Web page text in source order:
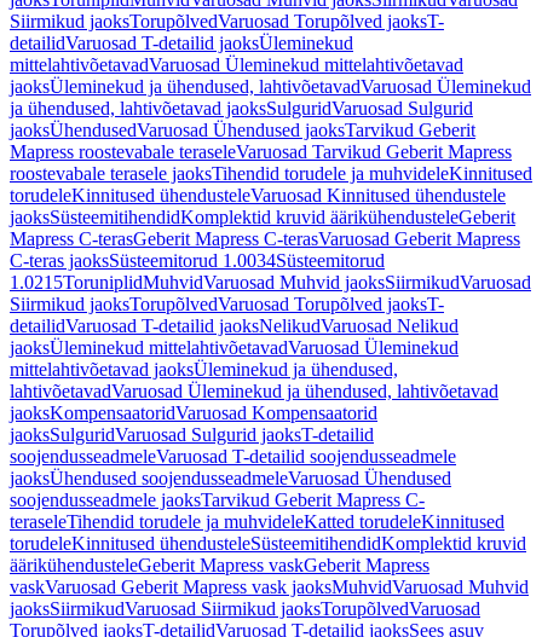
Siirmikud jaoksTorupõlvedVaruosad Torupõlved jaoksT-
detailidVaruosad T-detailid jaoksÜleminekud
mittelahtivõetavadVaruosad Üleminekud mittelahtivõetavad
jaoksÜleminekud ja ühendused, lahtivõetavadVaruosad Üleminekud
ja ühendused, lahtivõetavad jaoksSulguridVaruosad Sulgurid
jaoksÜhendusedVaruosad Ühendused jaoksTarvikud Geberit
Mapress roostevabale teraseleVaruosad Tarvikud Geberit Mapress
roostevabale terasele jaoksTihendid torudele ja muhvideleKinnitused
torudeleKinnitused ühendusteleVaruosad Kinnitused ühendustele
jaoksSüsteemitihendidKomplektid kruvid äärikühendusteleGeberit
Mapress C-terasGeberit Mapress C-terasVaruosad Geberit Mapress
C-teras jaoksSüsteemitorud 1.0034Süsteemitorud
1.0215ToruniplidMuhvidVaruosad Muhvid jaoksSiirmikudVaruosad
Siirmikud jaoksTorupõlvedVaruosad Torupõlved jaoksT-
detailidVaruosad T-detailid jaoksNelikudVaruosad Nelikud
jaoksÜleminekud mittelahtivõetavadVaruosad Üleminekud
mittelahtivõetavad jaoksÜleminekud ja ühendused,
lahtivõetavadVaruosad Üleminekud ja ühendused, lahtivõetavad
jaoksKompensaatoridVaruosad Kompensaatorid
jaoksSulguridVaruosad Sulgurid jaoksT-detailid
soojendusseadmeleVaruosad T-detailid soojendusseadmele
jaoksÜhendused soojendusseadmeleVaruosad Ühendused
soojendusseadmele jaoksTarvikud Geberit Mapress C-
teraseleTihendid torudele ja muhvideleKatted torudeleKinnitused
torudeleKinnitused ühendusteleSüsteemitihendidKomplektid kruvid
äärikühendusteleGeberit Mapress vaskGeberit Mapress
vaskVaruosad Geberit Mapress vask jaoksMuhvidVaruosad Muhvid
jaoksSiirmikudVaruosad Siirmikud jaoksTorupõlvedVaruosad
Torupõlved jaoksT-detailidVaruosad T-detailid jaoksSees asuv